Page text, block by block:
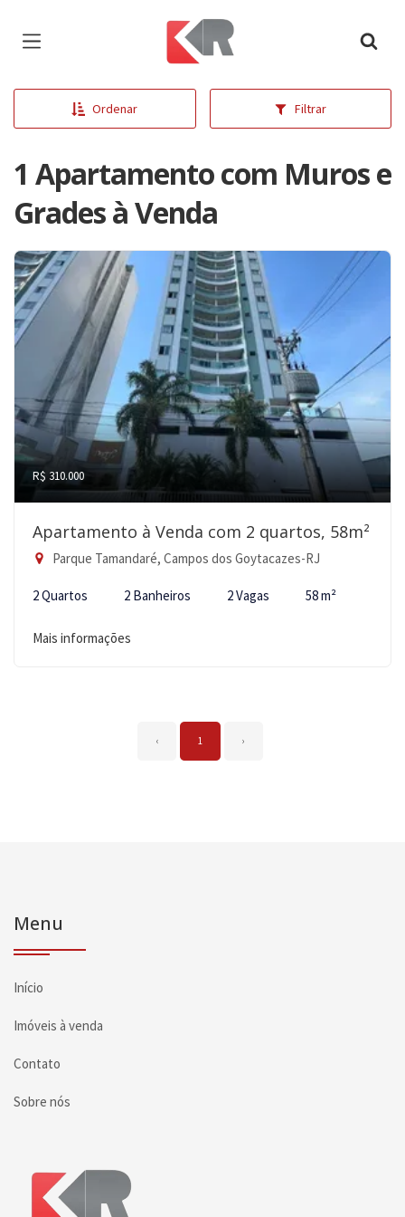
Página inicial
Ordenar Filtrar
1 Apartamento com Muros e
Grades à Venda
R$ 310.000
Apartamento à Venda com 2 quartos, 58m²
Parque Tamandaré, Campos dos Goytacazes-RJ
2 Quartos 2 Banheiros 2 Vagas 58 m²
Mais informações
‹ 1 ›
Menu
Início
Imóveis à venda
Contato
Sobre nós
Página inicial